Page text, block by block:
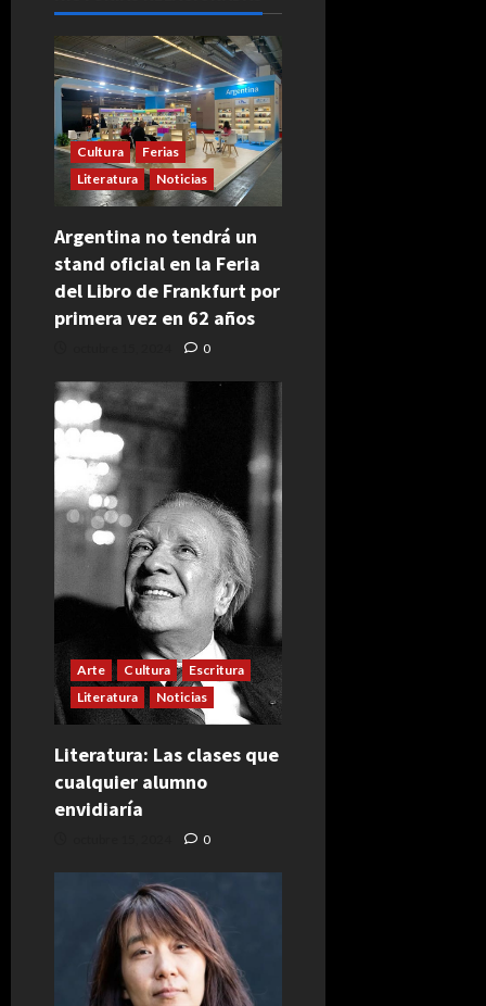
Cultura
Ferias
Literatura
Noticias
Argentina no tendrá un
stand oficial en la Feria
del Libro de Frankfurt por
primera vez en 62 años
0
Arte Cultura
Escritura
Literatura
Noticias
Literatura: Las clases que
cualquier alumno
envidiaría
0